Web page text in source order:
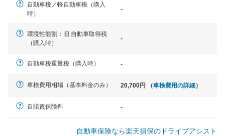
クラウン、アルファード、フォレ
自動車税／軽自動車税（購入
時）
-
環境性能割：旧 自動車取得税
（購入時）
-
自動車税重量税（購入時） -
車検費用相場（基本料金のみ） 20,700円 （車検費用の詳細）
自賠責保険料 -
自動車保険なら楽天損保のドライブアシスト